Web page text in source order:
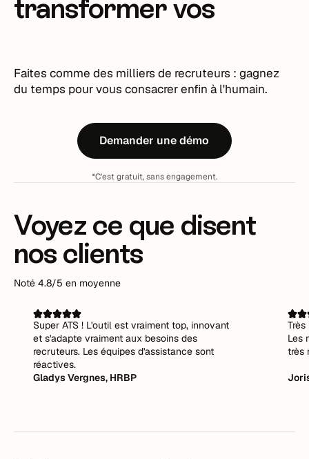
candidat homogène et alignent les pratiques
entre sites ou équipes.
de préparation à quelques minutes pour une
ouverture de poste récurrente, contre plusieurs
qui évite les allers-retours par e-mail.
transformer vos
Faites comme des milliers de recruteurs : gagnez
du temps pour vous consacrer enfin à l'humain.
Demander une démo
*C'est gratuit, sans engagement.
Voyez ce que disent
nos clients
Noté 4.8/5 en moyenne
Super ATS ! L'outil est vraiment top, innovant
et s'adapte vraiment aux besoins des
recruteurs. Les équipes d'assistance sont
réactives.
Gladys Vergnes, HRBP
Les
très